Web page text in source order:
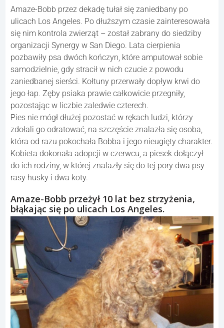
Amaze-Bobb przez dekadę tułał się zaniedbany po
ulicach Los Angeles. Po dłuższym czasie zainteresowała
się nim kontrola zwierząt – został zabrany do siedziby
organizacji Synergy w San Diego. Lata cierpienia
pozbawiły psa dwóch kończyn, które amputował sobie
samodzielnie, gdy stracił w nich czucie z powodu
zaniedbanej sierści. Kołtuny przerwały dopływ krwi do
jego łap. Zęby psiaka prawie całkowicie przegniły,
pozostając w liczbie zaledwie czterech.
Pies nie mógł dłużej pozostać w rękach ludzi, którzy
zdołali go odratować, na szczęście znalazła się osoba,
która od razu pokochała Bobba i jego nieugięty charakter.
Kobieta dokonała adopcji w czerwcu, a piesek dołączył
do ich rodziny, w której znalazły się do tej pory dwa psy
rasy husky i dwa koty.
Amaze-Bobb przeżył 10 lat bez strzyżenia,
błąkając się po ulicach Los Angeles.